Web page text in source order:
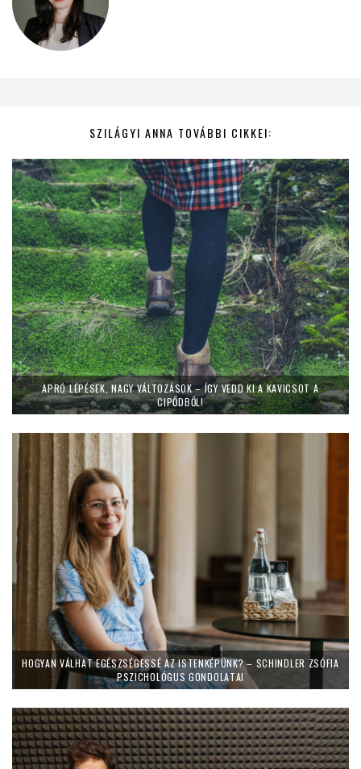
SZILÁGYI ANNA TOVÁBBI CIKKEI:
APRÓ LÉPÉSEK, NAGY VÁLTOZÁSOK – ÍGY VEDD KI A KAVICSOT A
CIPŐDBŐL!
HOGYAN VÁLHAT EGÉSZSÉGESSÉ AZ ISTENKÉPÜNK? – SCHINDLER ZSÓFIA
PSZICHOLÓGUS GONDOLATAI